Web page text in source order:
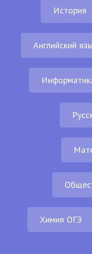
История
Английский
Химия ОГЭ